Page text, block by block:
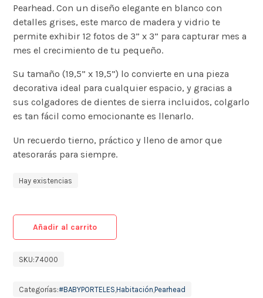
Pearhead. Con un diseño elegante en blanco con
detalles grises, este marco de madera y vidrio te
permite exhibir 12 fotos de 3” x 3” para capturar mes a
mes el crecimiento de tu pequeño.
Su tamaño (19,5” x 19,5”) lo convierte en una pieza
decorativa ideal para cualquier espacio, y gracias a
sus colgadores de dientes de sierra incluidos, colgarlo
es tan fácil como emocionante es llenarlo.
Un recuerdo tierno, práctico y lleno de amor que
atesorarás para siempre.
Hay existencias
Añadir al carrito
SKU:74000
Categorías:#BABYPORTELES ,Habitación ,Pearhead